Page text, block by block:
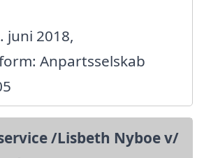
juni 2018,
Anpartsselskab
/Lisbeth Nyboe v/